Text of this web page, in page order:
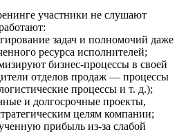
участники не слушают
задач и полномочий даже
ресурса исполнителей;
бизнес‑процессы в своей
отделов продаж — процессы
процессы и т. д.);
и долгосрочные проекты,
целям компании;
прибыль из‑за слабой